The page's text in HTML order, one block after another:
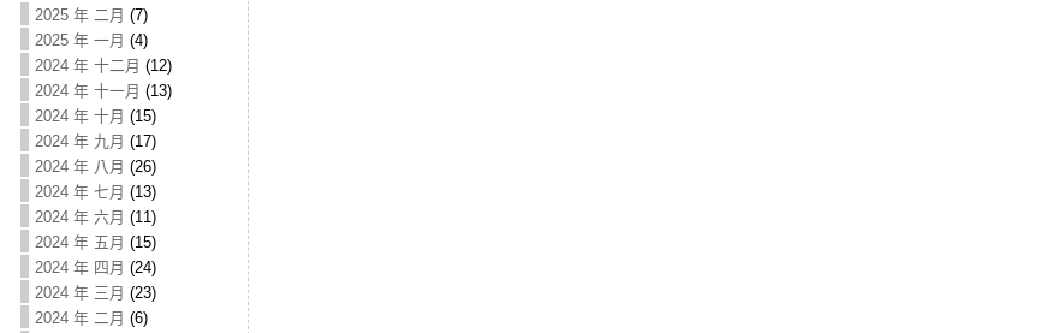
2025 年 二月 (7)
2025 年 一月 (4)
2024 年 十二月 (12)
2024 年 十一月 (13)
2024 年 十月 (15)
2024 年 九月 (17)
2024 年 八月 (26)
2024 年 七月 (13)
2024 年 六月 (11)
2024 年 五月 (15)
2024 年 四月 (24)
2024 年 三月 (23)
2024 年 二月 (6)